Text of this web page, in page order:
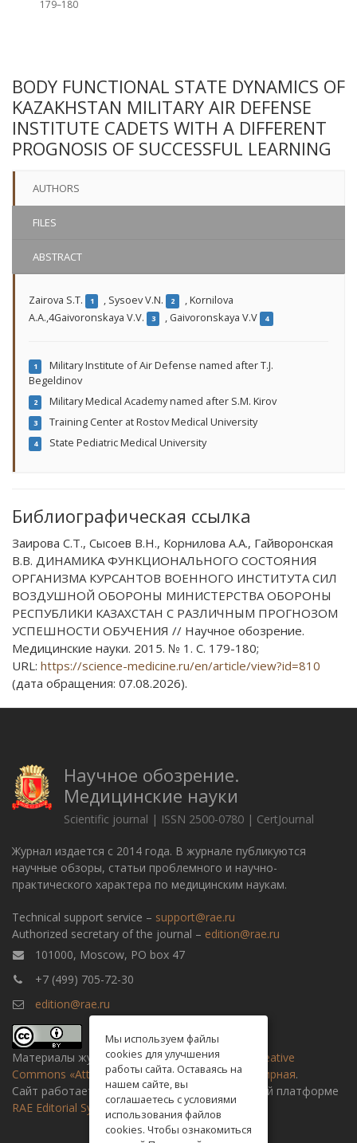
179–180
BODY FUNCTIONAL STATE DYNAMICS OF
KAZAKHSTAN MILITARY AIR DEFENSE
INSTITUTE CADETS WITH A DIFFERENT
PROGNOSIS OF SUCCESSFUL LEARNING
AUTHORS
FILES
ABSTRACT
Zairova S.T. 1 , Sysoev V.N. 2 ,Kornilova
A.A.,4Gaivoronskaya V.V.
3 , Gaivoronskaya V.V 4
1
Military Institute of Air Defense named after T.J.
Begeldinov
2 Military Medical Academy named after S.M. Kirov
3 Training Center at Rostov Medical University
4 State Pediatric Medical University
Библиографическая ссылка
Заирова С.Т., Сысоев В.Н., Корнилова А.А., Гайворонская
В.В. ДИНАМИКА ФУНКЦИОНАЛЬНОГО СОСТОЯНИЯ
ОРГАНИЗМА КУРСАНТОВ ВОЕННОГО ИНСТИТУТА СИЛ
ВОЗДУШНОЙ ОБОРОНЫ МИНИСТЕРСТВА ОБОРОНЫ
РЕСПУБЛИКИ КАЗАХСТАН С РАЗЛИЧНЫМ ПРОГНОЗОМ
УСПЕШНОСТИ ОБУЧЕНИЯ // Научное обозрение.
Медицинские науки. 2015. № 1. С. 179-180;
URL: https://science-medicine.ru/en/article/view?id=810
(дата обращения: 07.08.2026).
Научное обозрение.
Медицинские науки
Scientific journal | ISSN 2500-0780 | CertJournal
Журнал издается с 2014 года. В журнале публикуются
научные обзоры, статьи проблемного и научно-
практического характера по медицинским наукам.
Technical support service – support@rae.ru
Authorized secretary of the journal – edition@rae.ru
101000, Moscow, PO box 47
+7 (499) 705-72-30
edition@rae.ru
Материалы журнала доступны полицензии Creative
Commons «Attribution» («Атрибуция») 4.0 Всемирная.
Сайт работает на универсальной издательской платформе
RAE Editorial System
Мы используем файлы
cookies для улучшения
работы сайта. Оставаясь на
нашем сайте, вы
соглашаетесь с условиями
использования файлов
cookies. Чтобы ознакомиться